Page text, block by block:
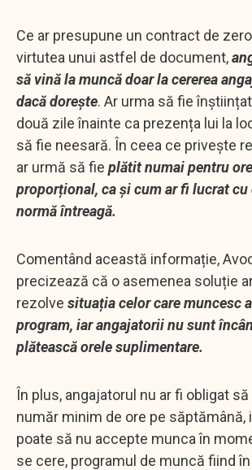
Ce ar presupune un contract de
virtutea unui astfel de document,
să vină la muncă doar la cererea
dacă dorește. Ar urma să fie
două zile înainte ca prezența lui la
să fie neesară. În ceea ce privește
ar urmă să fie plătit numai pentru
proporțional, ca și cum ar fi lucrat
normă întreagă.
Comentând această informație,
precizează că o asemenea soluție
rezolve situația celor care muncesc
program, iar angajatorii nu sunt
plătească orele suplimentare.
În plus, angajatorul nu ar fi obligat
număr minim de ore pe săptămână,
poate să nu accepte munca în
se cere, programul de muncă fiind